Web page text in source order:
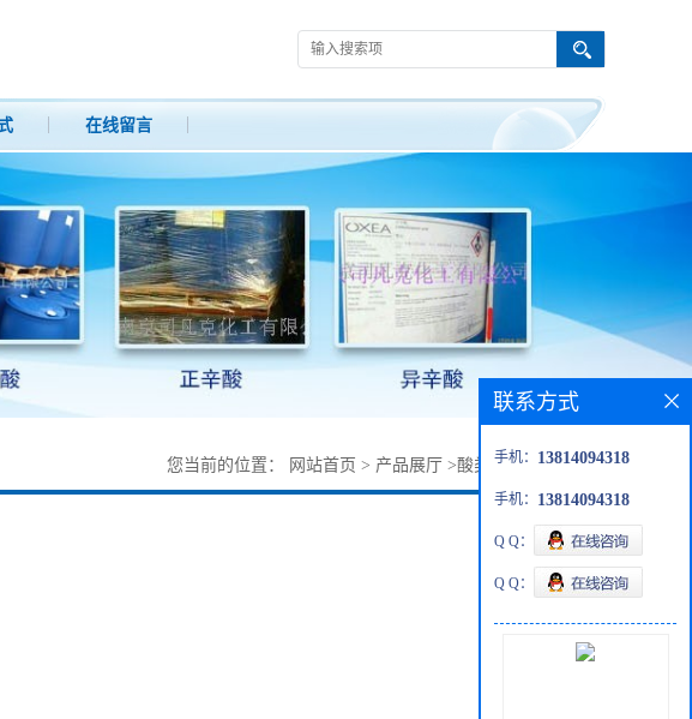
在线留言
您当前的位置： 网站首页 > 产品展厅 >酸类 > 异辛酸供货价
联系方式
手机： 13814094318
手机： 13814094318
Q Q：
Q Q：